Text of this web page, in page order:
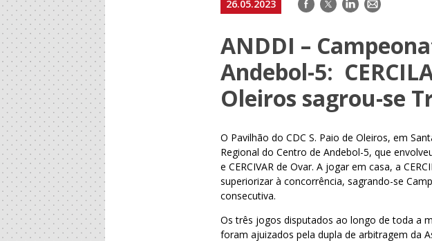
26.05.2023 Facebook
TwitterLinkedIn
E-
ANDDI –
Andebol-5:
Oleiros sagrou-se
O Pavilhão do CDC S. Paio de Oleiros, em
Regional do Centro de Andebol-5, que
e CERCIVAR de Ovar. A jogar em casa, a
superiorizar à concorrência, sagrando-se
consecutiva.
Os três jogos disputados ao longo de toda a
foram ajuizados pela dupla de arbitragem da